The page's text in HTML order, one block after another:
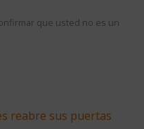
que usted no es un
reabre sus puertas